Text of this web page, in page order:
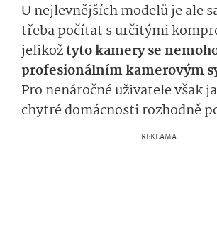
U nejlevnějších modelů je ale
třeba počítat s určitými
jelikožtyto kamery se
profesionálním kamerovým
Pro nenáročné uživatele však
chytré domácnosti rozhodně